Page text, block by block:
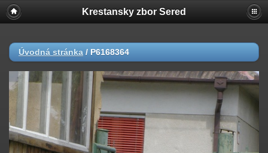
Krestansky zbor Sered
Úvodná stránka / P6168364